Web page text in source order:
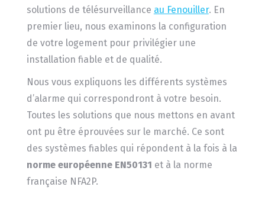
solutions de télésurveillance au Fenouiller. En
premier lieu, nous examinons la configuration
de votre logement pour privilégier une
installation fiable et de qualité.
Nous vous expliquons les différents systèmes
d’alarme qui correspondront à votre besoin.
Toutes les solutions que nous mettons en avant
ont pu être éprouvées sur le marché. Ce sont
des systèmes fiables qui répondent à la fois à la
norme européenne EN50131 et à la norme
française NFA2P.